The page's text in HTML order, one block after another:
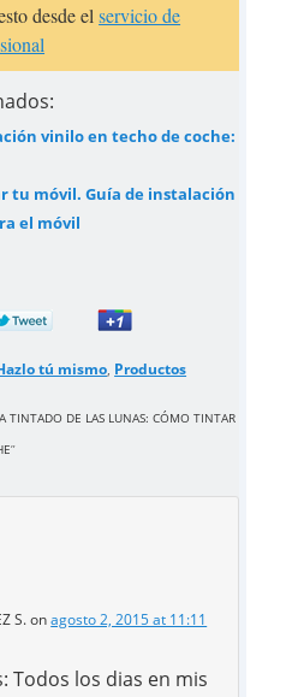
desde elservicio de
vinilo en techo de coche:
tu móvil. Guía de instalación
el móvil
tú mismo, Productos
TINTADO DE LAS LUNAS: CÓMO TINTAR
”
S.onagosto 2, 2015 at 11:11
Todos los dias en mis